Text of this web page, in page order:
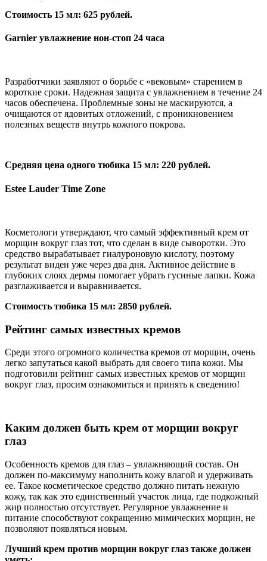
Стоимость 15 мл: 625 рублей.
Garnier увлажнение нон-стоп 24 часа
Разработчики заявляют о борьбе с «вековым» старением в
короткие сроки. Надежная защита с увлажнением в течение 24
часов обеспечена. Проблемные зоны не маскируются, а
очищаются от ядовитых отложений, с проникновением
полезных веществ внутрь кожного покрова.
Средняя цена одного тюбика 15 мл: 220 рублей.
Estee Lauder Time Zone
Косметологи утверждают, что самый эффективный крем от
морщин вокруг глаз тот, что сделан в виде сыворотки. Это
средство вырабатывает гиалуроновую кислоту, поэтому
результат виден уже через два дня. Активное действие в
глубоких слоях дермы помогает убрать гусиные лапки. Кожа
разглаживается и выравнивается.
Стоимость тюбика 15 мл: 2850 рублей.
Рейтинг самых известных кремов
Среди этого огромного количества кремов от морщин, очень
легко запутаться какой выбрать для своего типа кожи. Мы
подготовили рейтинг самых известных кремов от морщин
вокруг глаз, просим ознакомиться и принять к сведению!
Каким должен быть крем от морщин вокруг
глаз
Особенность кремов для глаз – увлажняющий состав. Он
должен по-максимуму наполнить кожу влагой и удерживать
ее. Такое косметическое средство должно питать нежную
кожу, так как это единственный участок лица, где подкожный
жир полностью отсутствует. Регулярное увлажнение и
питание способствуют сокращению мимических морщин, не
позволяют появляться новым.
Лучший крем против морщин вокруг глаз также должен